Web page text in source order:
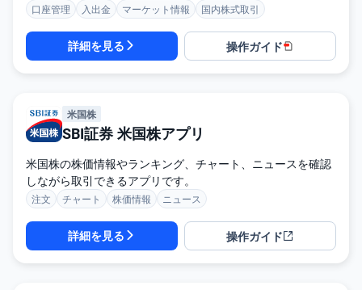
金
・
・
ラ
外
建
M
M
F
NE
W
取
引
所
C
口座管理 入出金 マーケット情報 国内株式取引
詳細を見る 操作ガイド
米国株
SBI証券 米国株アプリ
米国株の株価情報やランキング、チャート、ニュースを確認
しながら取引できるアプリです。
注文 チャート 株価情報 ニュース
詳細を見る 操作ガイド